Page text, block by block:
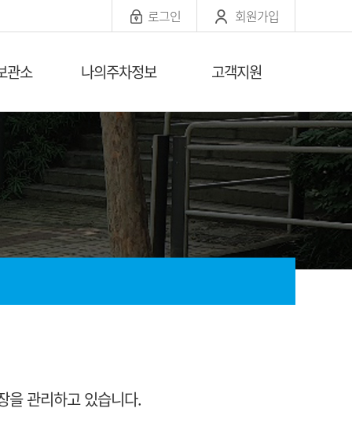
로그인 회원가입
관소
안내
회
나의주차정보
주차요금결제
거주자환불신청
대기현황조회
정보수정
회원탈퇴
고객지원
공지사항
자료실
자주묻는질문
전화번호안내
찾아오시는길
을 관리하고 있습니다.